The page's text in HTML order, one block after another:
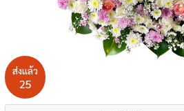
ส่งแล้ว
25